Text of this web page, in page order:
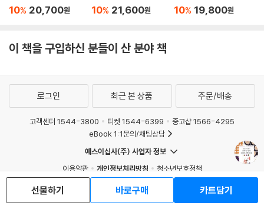
10% 20,700원 10% 21,600원 10% 19,800원
이 책을 구입하신 분들이 산 분야 책
선물하기 바로구매 카트담기
로그인 최근 본 상품 주문/배송
고객센터 1544-3800 티켓 1544-6399
중고샵 1566-4295
eBook 1:1문의/채팅상담
예스이십사(주) 사업자 정보
이용약관
개인정보처리방침
청소년보호정책
PC버전
회사소개
거래처관계자께
도서홍보
광고